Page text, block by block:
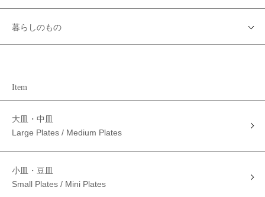
暮らしのもの
Item
大皿・中皿
Large Plates / Medium Plates
小皿・豆皿
Small Plates / Mini Plates